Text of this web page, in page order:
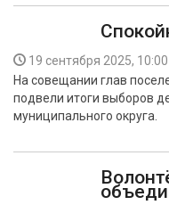
19 сентября 2025, 10:00
На совещании глав
подвели итоги выборов
муниципального округа.